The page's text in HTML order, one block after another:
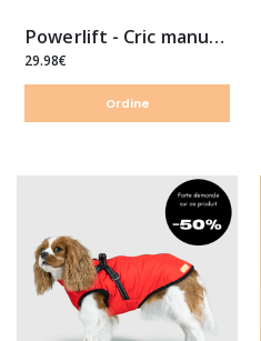
Powerlift - Cric manuel multifonctions pour pose et levage facile
29.98€
Ordine